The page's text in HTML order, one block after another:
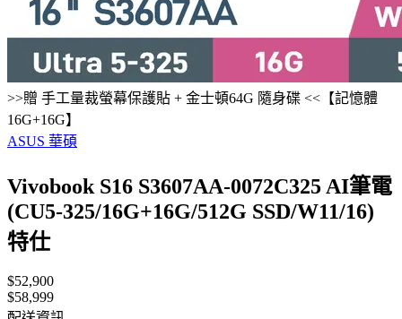
>>贈 手工量裁螢幕保護貼 + 金士頓64G 隨身碟 <<【記憶體
16G+16G】
ASUS 華碩
Vivobook S16 S3607AA-0072C325 AI筆電
(CU5-325/16G+16G/512G SSD/W11/16)
特仕
$52,900
$58,999